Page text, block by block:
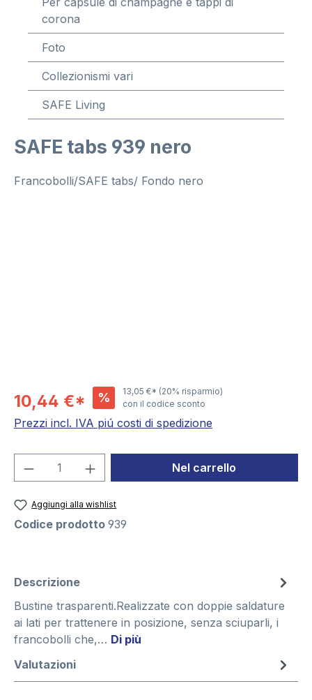
corona
Foto
Collezionismi vari
SAFE Living
SAFE tabs 939 nero
Francobolli/SAFE tabs/ Fondo nero
10,44 €* % 13,05 €* (20% risparmio)
con il codice sconto
Prezzi incl. IVA piú costi di spedizione
Quantità del prodotto: inserisci la
Nel carrello
Aggiungi alla wishlist
Codice prodotto 939
Descrizione
Bustine trasparenti.Realizzate con doppie saldature
ai lati per trattenere in posizione, senza sciuparli, i
francobolli che,… Di più
Valutazioni